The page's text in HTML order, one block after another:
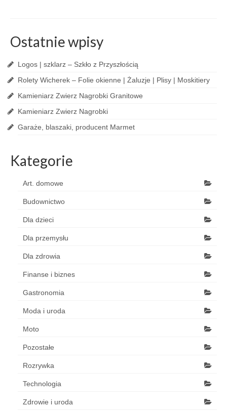
Ostatnie wpisy
Logos | szklarz – Szkło z Przyszłością
Rolety Wicherek – Folie okienne | Żaluzje | Plisy | Moskitiery
Kamieniarz Zwierz Nagrobki Granitowe
Kamieniarz Zwierz Nagrobki
Garaże, blaszaki, producent Marmet
Kategorie
Art. domowe
Budownictwo
Dla dzieci
Dla przemysłu
Dla zdrowia
Finanse i biznes
Gastronomia
Moda i uroda
Moto
Pozostałe
Rozrywka
Technologia
Zdrowie i uroda